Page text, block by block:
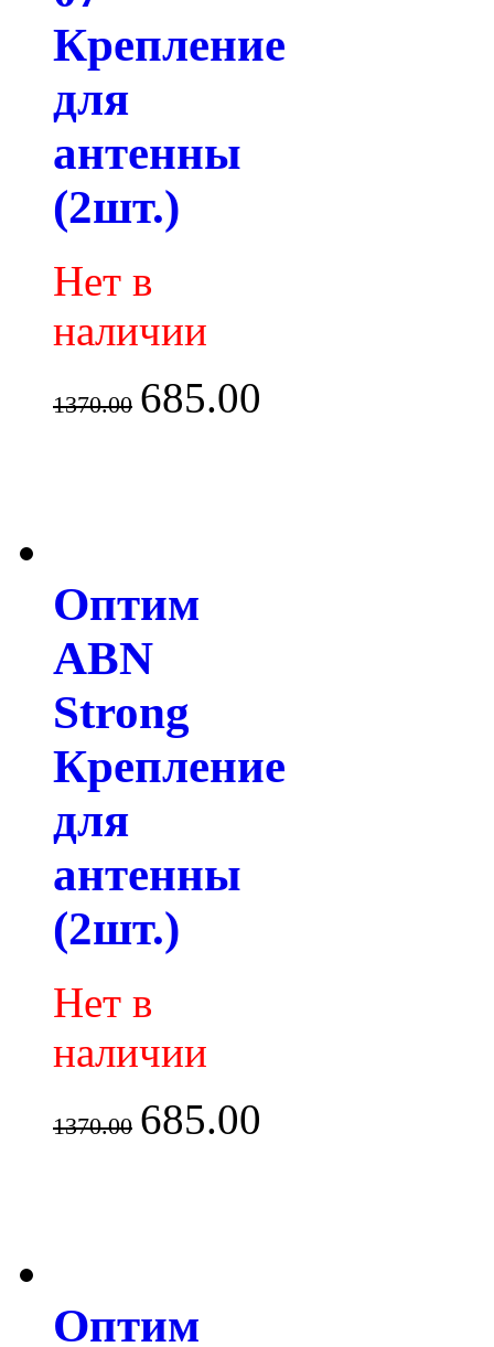
Крепление
для
антенны
(2шт.)
Нет в
наличии
1370.00 685.00
Оптим
ABN
Strong
Крепление
для
антенны
(2шт.)
Нет в
наличии
1370.00 685.00
Оптим